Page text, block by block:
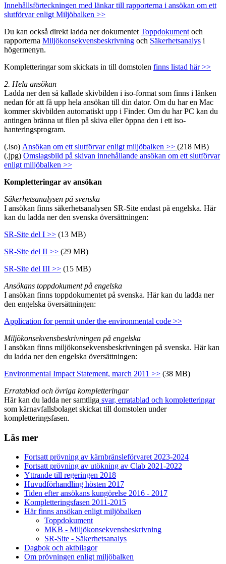
Innehållsförteckningen med länkar till rapporterna i ansökan om ett
slutförvar enligt Miljöbalken >>
Du kan också direkt ladda ner dokumentet Toppdokument och
rapporterna Miljökonsekvensbeskrivning och Säkerhetsanalys i
högermenyn.
Kompletteringar som skickats in till domstolen finns listad här >>
2. Hela ansökan
Ladda ner den så kallade skivbilden i iso-format som finns i länken
nedan för att få upp hela ansökan till din dator. Om du har en Mac
kommer skivbilden automatiskt upp i Finder. Om du har PC kan du
antingen bränna ut filen på skiva eller öppna den i ett iso-
hanteringsprogram.
(.iso) Ansökan om ett slutförvar enligt miljöbalken >> (218 MB)
(.jpg) Omslagsbild på skivan innehållande ansökan om ett slutförvar
enligt miljöbalken >>
Kompletteringar av ansökan
Säkerhetsanalysen på svenska
I ansökan finns säkerhetsanalysen SR-Site endast på engelska. Här
kan du ladda ner den svenska översättningen:
SR-Site del I >> (13 MB)
SR-Site del II >> (29 MB)
SR-Site del III >> (15 MB)
Ansökans toppdokument på engelska
I ansökan finns toppdokumentet på svenska. Här kan du ladda ner
den engelska översättningen:
Application for permit under the environmental code >>
Miljökonsekvensbeskrivningen på engelska
I ansökan finns miljökonsekvensbeskrivningen på svenska. Här kan
du ladda ner den engelska översättningen:
Environmental Impact Statement, march 2011 >> (38 MB)
Erratablad och övriga kompletteringar
Här kan du ladda ner samtliga svar, erratablad och kompletteringar
som kärnavfallsbolaget skickat till domstolen under
kompletteringsfasen.
Läs mer
Fortsatt prövning av kärnbränsleförvaret 2023-2024
Fortsatt prövning av utökning av Clab 2021-2022
Yttrande till regeringen 2018
Huvudförhandling hösten 2017
Tiden efter ansökans kungörelse 2016 - 2017
Kompletteringsfasen 2011-2015
Här finns ansökan enligt miljöbalken
Toppdokument
MKB - Miljökonsekvensbeskrivning
SR-Site - Säkerhetsanalys
Dagbok och aktbilagor
Om prövningen enligt miljöbalken